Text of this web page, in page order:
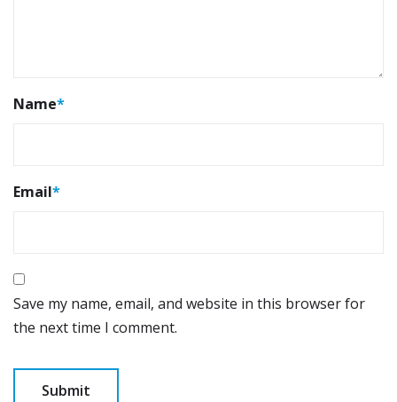
Name*
Email*
Save my name, email, and website in this browser for
the next time I comment.